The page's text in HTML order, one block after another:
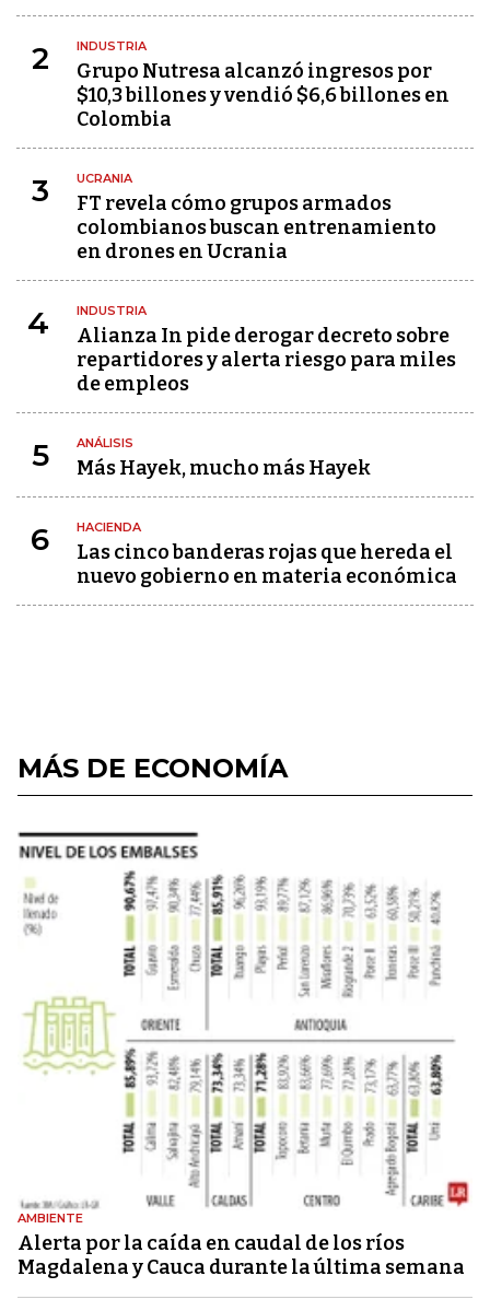
2 INDUSTRIA
Grupo Nutresa alcanzó ingresos por
$10,3 billones y vendió $6,6 billones en
Colombia
3 UCRANIA
FT revela cómo grupos armados
colombianos buscan entrenamiento
en drones en Ucrania
4 INDUSTRIA
Alianza In pide derogar decreto sobre
repartidores y alerta riesgo para miles
de empleos
5 ANÁLISIS
Más Hayek, mucho más Hayek
6 HACIENDA
Las cinco banderas rojas que hereda el
nuevo gobierno en materia económica
MÁS DE ECONOMÍA
AMBIENTE
Alerta por la caída en caudal de los ríos
Magdalena y Cauca durante la última semana